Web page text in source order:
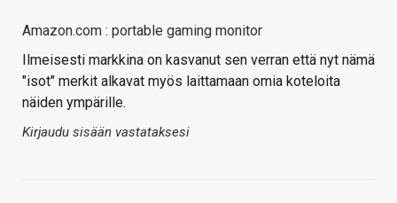
Amazon.com : portable gaming monitor
Ilmeisesti markkina on kasvanut sen verran että nyt nämä
"isot" merkit alkavat myös laittamaan omia koteloita
näiden ympärille.
Kirjaudu sisään vastataksesi